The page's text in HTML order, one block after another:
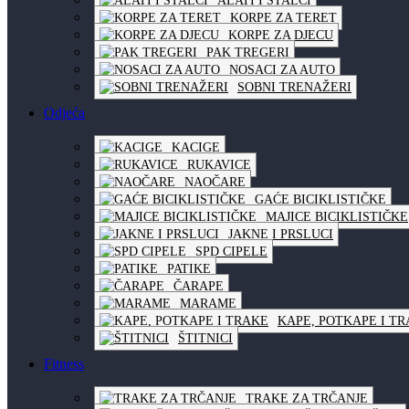
KORPE ZA TERET
KORPE ZA DJECU
PAK TREGERI
NOSACI ZA AUTO
SOBNI TRENAŽERI
Odjeća
KACIGE
RUKAVICE
NAOČARE
GAĆE BICIKLISTIČKE
MAJICE BICIKLISTIČKE
JAKNE I PRSLUCI
SPD CIPELE
PATIKE
ČARAPE
MARAME
KAPE, POTKAPE I
ŠTITNICI
Fitness
TRAKE ZA TRČANJE